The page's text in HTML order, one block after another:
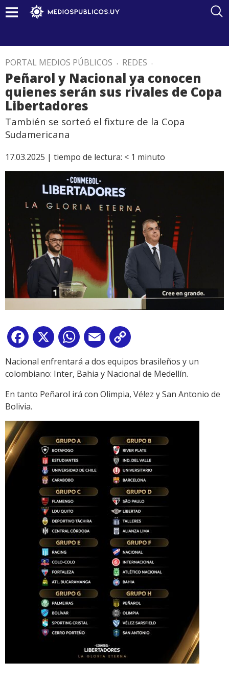
PORTAL MEDIOS PÚBLICOS . REDES .
Peñarol y Nacional ya conocen
quienes serán sus rivales de Copa
Libertadores
También se sorteó el fixture de la Copa
Sudamericana
17.03.2025 | tiempo de lectura: < 1 minuto
Facebook
X WhatsApp
Email
Link
Nacional enfrentará a dos equipos brasileños y un
colombiano: Inter, Bahia y Nacional de Medellín.
En tanto Peñarol irá con Olimpia, Vélez y San Antonio de
Bolivia.